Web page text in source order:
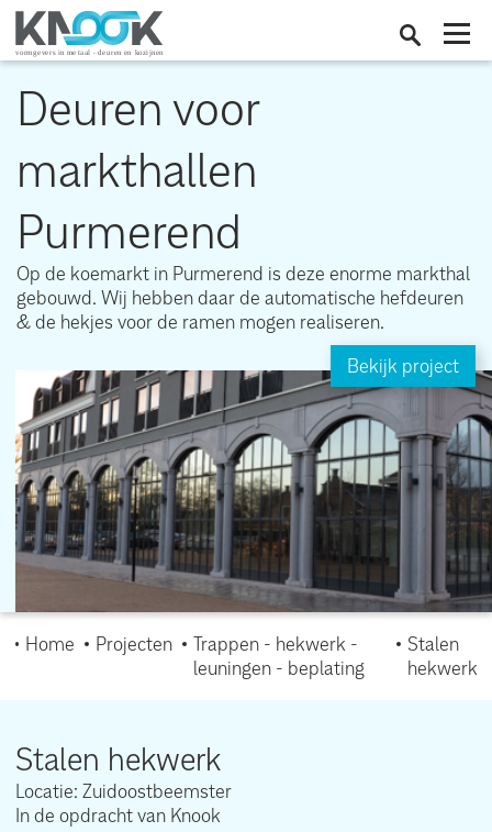
Deuren voor
markthallen
Purmerend
Op de koemarkt in Purmerend is deze enorme markthal
gebouwd. Wij hebben daar de automatische hefdeuren
& de hekjes voor de ramen mogen realiseren.
Bekijk project
Home Projecten
Trappen - hekwerk -
leuningen - beplating
Stalen
hekwerk
Stalen hekwerk
Locatie: Zuidoostbeemster
In de opdracht van Knook